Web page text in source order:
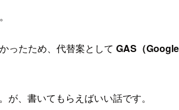
ったため、代替案として GAS（
、書いてもらえばいい話です。